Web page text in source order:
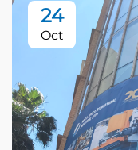
24
Oct